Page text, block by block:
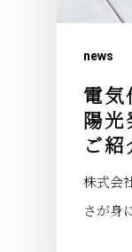
news
電気
陽光
ご紹
株式会
さが身